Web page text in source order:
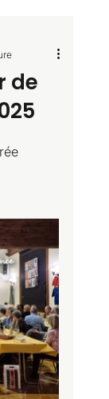
de